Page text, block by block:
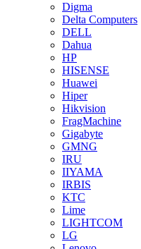
Digma
Delta Computers
DELL
Dahua
HP
HISENSE
Huawei
Hiper
Hikvision
FragMachine
Gigabyte
GMNG
IRU
IIYAMA
IRBIS
KTC
Lime
LIGHTCOM
LG